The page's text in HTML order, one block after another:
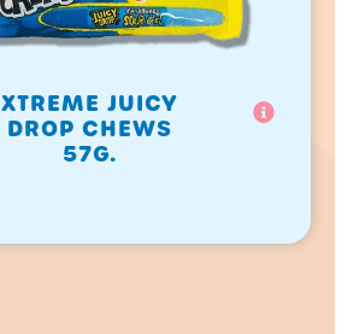
XTREME JUICY
DROP CHEWS
57G.